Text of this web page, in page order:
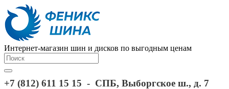
Интернет-магазин шин и дисков по выгодным ценам
+7 (812) 611 15 15 - СПБ, Выборгское ш., д. 7